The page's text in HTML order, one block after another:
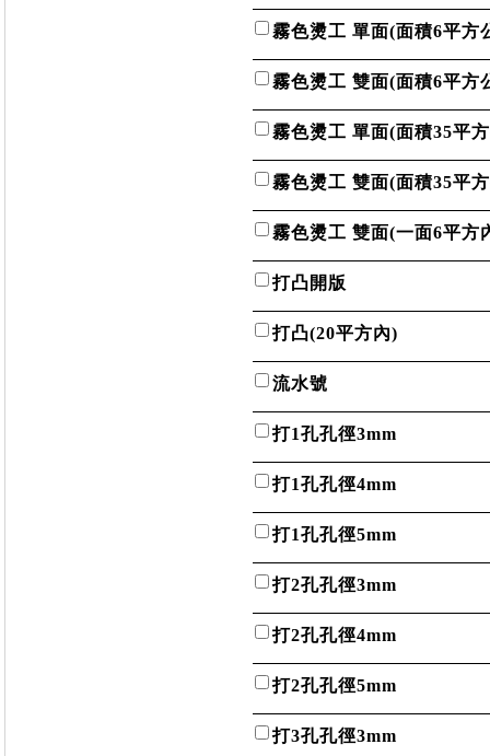
霧色燙工 單面(面積6平方
霧色燙工 雙面(面積6平方
霧色燙工 單面(面積35平
霧色燙工 雙面(面積35平
霧色燙工 雙面(一面6平方
打凸開版
打凸(20平方內)
流水號
打1孔孔徑3mm
打1孔孔徑4mm
打1孔孔徑5mm
打2孔孔徑3mm
打2孔孔徑4mm
打2孔孔徑5mm
打3孔孔徑3mm